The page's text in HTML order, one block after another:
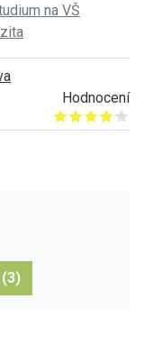
na VŠ
Hodnocení
Give it 1/5
Give it 2/5
Give it 3/5
Give it 4/5
Give it 5/5